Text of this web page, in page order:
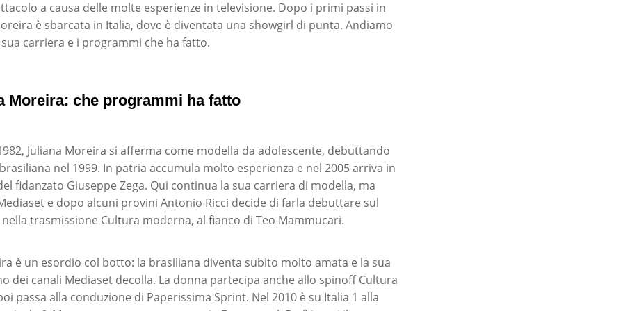
a causa delle molte esperienze in televisione. Dopo i primi passi in
è sbarcata in Italia, dove è diventata una showgirl di punta. Andiamo
carriera e i programmi che ha fatto.
Moreira: che programmi ha fatto
Juliana Moreira si afferma come modella da adolescente, debuttando
nel 1999. In patria accumula molto esperienza e nel 2005 arriva in
fidanzato Giuseppe Zega. Qui continua la sua carriera di modella, ma
e dopo alcuni provini Antonio Ricci decide di farla debuttare sul
trasmissione Cultura moderna, al fianco di Teo Mammucari.
è un esordio col botto: la brasiliana diventa subito molto amata e la sua
dei canali Mediaset decolla. La donna partecipa anche allo spinoff Cultura
passa alla conduzione di Paperissima Sprint. Nel 2010 è su Italia 1 alla